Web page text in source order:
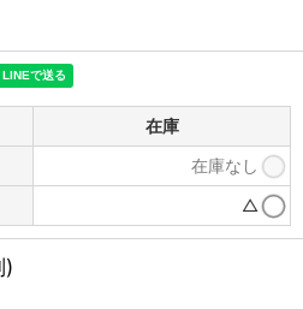
在庫
在庫なし
△
)